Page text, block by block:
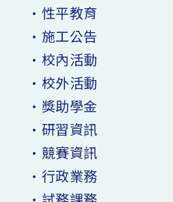
•性平教育
•施工公告
•校內活動
•校外活動
•獎助學金
•研習資訊
•競賽資訊
•行政業務